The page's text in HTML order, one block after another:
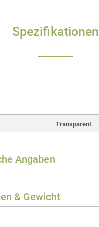
Spezifikationen
Transparent
Angaben
& Gewicht